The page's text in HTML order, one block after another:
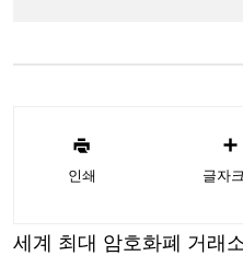
인쇄 글자
세계 최대 암호화폐 거래